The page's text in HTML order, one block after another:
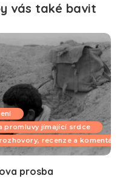
vás také bavit
promluvy jímající srdce
recenze a komentáře
prosba